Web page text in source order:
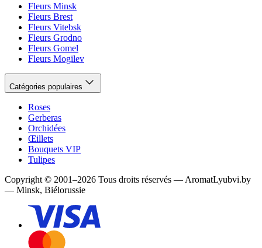
Fleurs Minsk
Fleurs Brest
Fleurs Vitebsk
Fleurs Grodno
Fleurs Gomel
Fleurs Mogilev
Catégories populaires
Roses
Gerberas
Orchidées
Œillets
Bouquets VIP
Tulipes
Copyright © 2001–2026 Tous droits réservés — AromatLyubvi.by
— Minsk, Biélorussie